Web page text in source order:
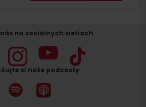
na sociálnych sietiach
si naše podcasty